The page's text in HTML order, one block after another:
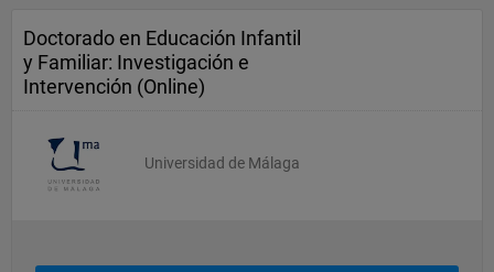
Doctorado en Educación Infantil
y Familiar: Investigación e
Intervención (Online)
Universidad de Málaga